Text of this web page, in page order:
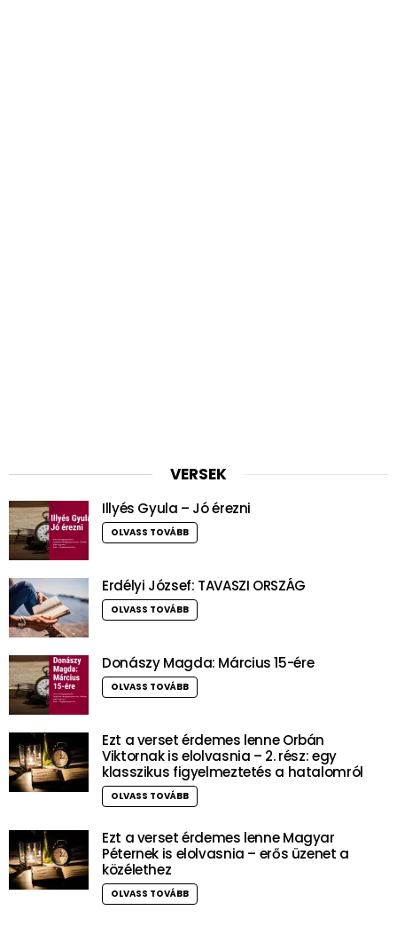
VERSEK
Illyés Gyula – Jó érezni
OLVASS TOVÁBB
Erdélyi József: TAVASZI ORSZÁG
OLVASS TOVÁBB
Donászy Magda: Március 15-ére
OLVASS TOVÁBB
Ezt a verset érdemes lenne Orbán
Viktornak is elolvasnia – 2. rész: egy
klasszikus figyelmeztetés a hatalomról
OLVASS TOVÁBB
Ezt a verset érdemes lenne Magyar
Péternek is elolvasnia – erős üzenet a
közélethez
OLVASS TOVÁBB